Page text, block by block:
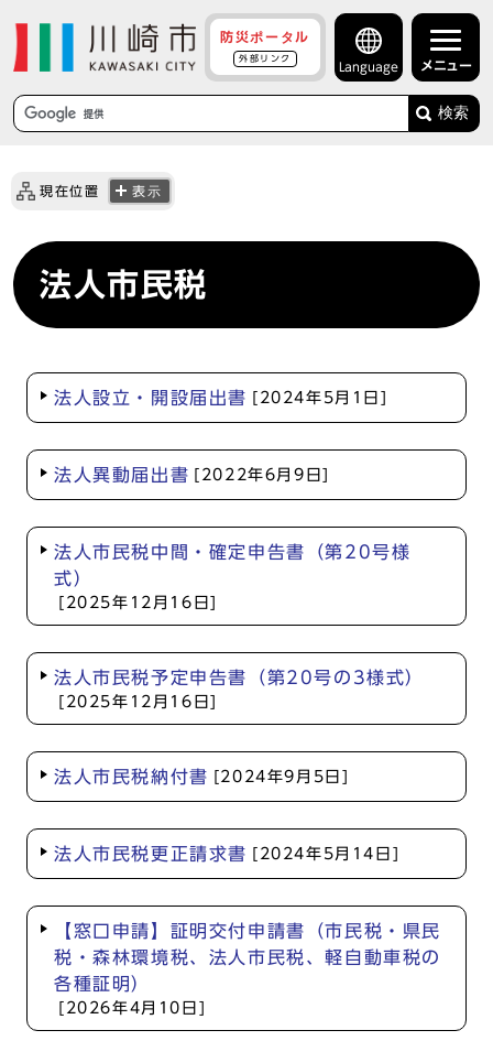
防災ポータル
外部リンク
Language メニュー
検索
現在位置 表示
法人市民税
法人設立・開設届出書 [2024年5月1日]
法人異動届出書 [2022年6月9日]
法人市民税中間・確定申告書（第20号様
式）
[2025年12月16日]
法人市民税予定申告書（第20号の3様式）
[2025年12月16日]
法人市民税納付書 [2024年9月5日]
法人市民税更正請求書 [2024年5月14日]
【窓口申請】証明交付申請書（市民税・県民
税・森林環境税、法人市民税、軽自動車税の
各種証明）
[2026年4月10日]